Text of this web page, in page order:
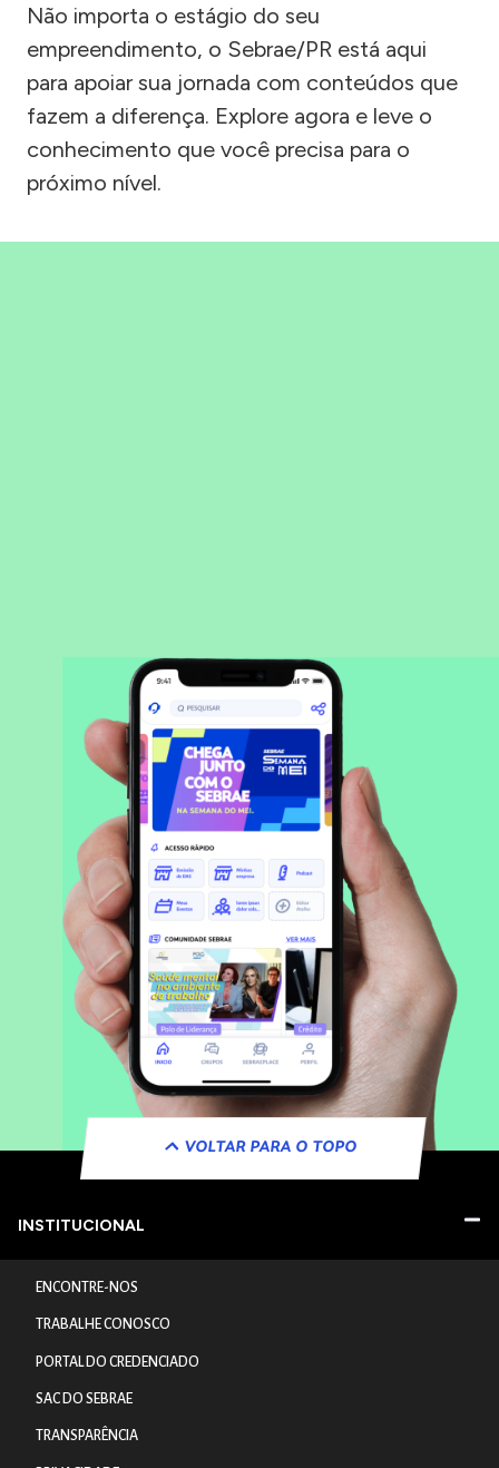
Não importa o estágio do seu
empreendimento, o Sebrae/PR está aqui
para apoiar sua jornada com conteúdos que
fazem a diferença. Explore agora e leve o
conhecimento que você precisa para o
próximo nível.
VOLTAR PARA O TOPO
INSTITUCIONAL
ENCONTRE-NOS
TRABALHE CONOSCO
PORTAL DO CREDENCIADO
SAC DO SEBRAE
TRANSPARÊNCIA